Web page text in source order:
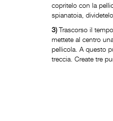
copritelo con la
spianatoia,
3)Trascorso il
mettete al centro
pellicola. A questo
treccia. Create tre